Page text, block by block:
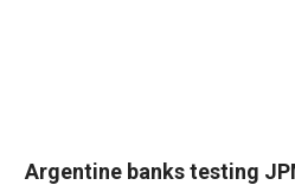
Argentine banks testing